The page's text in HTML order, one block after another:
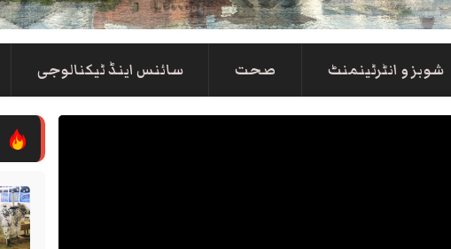
شوبز و انٹرٹینمنٹ صحت سائنس اینڈ ٹیکنالوجی